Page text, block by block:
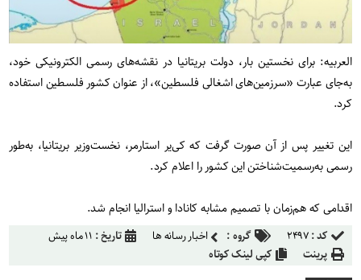
العربیه: برای نخستین بار، دولت بریتانیا در نقشه‌های رسمی الکترونیکی خود،
به‌جای عبارت «سرزمین‌های اشغالی فلسطین»، از عنوان کشور فلسطین استفاده
کرد.
این تغییر پس از آن صورت گرفت که کی‌یر استارمر، نخست‌وزیر بریتانیا، به‌طور
رسمی به‌رسمیت‌شناختن این کشور را اعلام کرد.
اقدامی که هم‌زمان با تصمیم مشابه کانادا و استرالیا انجام شد.
کد :۲۴۹۷ گروه : اخبار رسانه ها تاریخ : ۱۱ ماه پیش
پرینت
کپی لینک کوتاه